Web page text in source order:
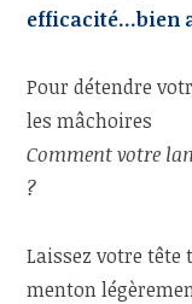
efficacité…bien
Pour détendre
les mâchoires
Comment votre
?
Laissez votre tête
menton